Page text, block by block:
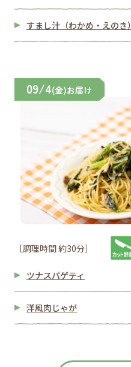
すまし汁（わかめ・えのき）
09/4(金)お届け
［調理時間 約30分］
ツナスパゲティ
洋風肉じゃが